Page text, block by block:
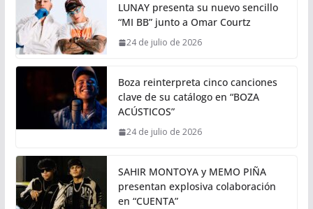
LUNAY presenta su nuevo sencillo
“MI BB” junto a Omar Courtz
24 de julio de 2026
Boza reinterpreta cinco canciones
clave de su catálogo en “BOZA
ACÚSTICOS”
24 de julio de 2026
SAHIR MONTOYA y MEMO PIÑA
presentan explosiva colaboración
en “CUENTA”